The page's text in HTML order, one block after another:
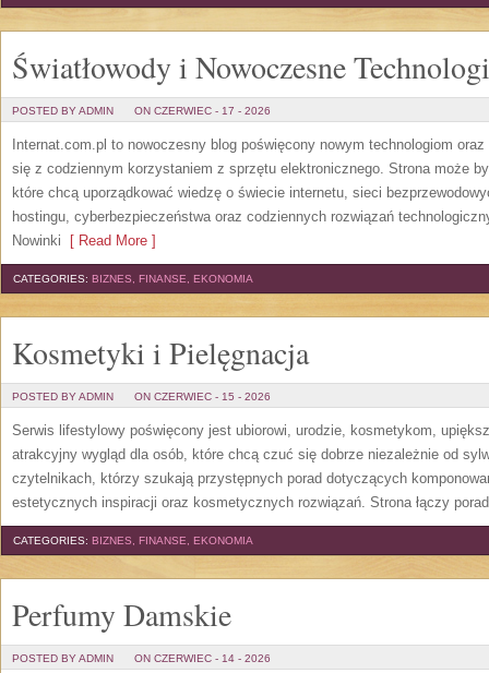
Światłowody i Nowoczesne
POSTED BY ADMIN ON CZERWIEC - 17 - 2026
Internat.com.pl to nowoczesny blog poświęcony nowym technologiom
się z codziennym korzystaniem z sprzętu elektronicznego. Strona może
które chcą uporządkować wiedzę o świecie internetu, sieci
hostingu, cyberbezpieczeństwa oraz codziennych rozwiązań
Nowinki [ Read More ]
CATEGORIES: BIZNES, FINANSE, EKONOMIA
Kosmetyki i Pielęgnacja
POSTED BY ADMIN ON CZERWIEC - 15 - 2026
Serwis lifestylowy poświęcony jest ubiorowi, urodzie, kosmetykom,
atrakcyjny wygląd dla osób, które chcą czuć się dobrze niezależnie od
czytelnikach, którzy szukają przystępnych porad dotyczących
estetycznych inspiracji oraz kosmetycznych rozwiązań. Strona łączy
CATEGORIES: BIZNES, FINANSE, EKONOMIA
Perfumy Damskie
POSTED BY ADMIN ON CZERWIEC - 14 - 2026